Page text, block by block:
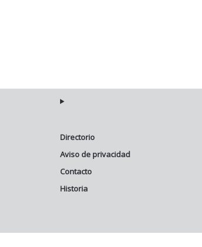
Directorio
Aviso de privacidad
Contacto
Historia